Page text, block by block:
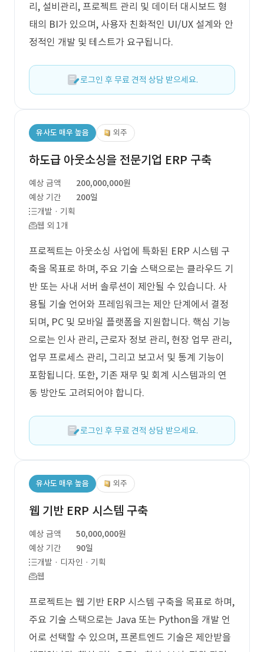
리, 설비관리, 프로젝트 관리 및 데이터 대시보드 형
태의 BI가 있으며, 사용자 친화적인 UI/UX 설계와 안
정적인 개발 및 테스트가 요구됩니다.
로그인 후 무료 견적 상담 받으세요.
유사도 매우 높음 외주
하도급 아웃소싱을 전문기업 ERP 구축
예상 금액
200,000,000원
예상 기간
200일
개발 · 기획
웹 외 1개
프로젝트는 아웃소싱 사업에 특화된 ERP 시스템 구
축을 목표로 하며, 주요 기술 스택으로는 클라우드 기
반 또는 사내 서버 솔루션이 제안될 수 있습니다. 사
용될 기술 언어와 프레임워크는 제안 단계에서 결정
되며, PC 및 모바일 플랫폼을 지원합니다. 핵심 기능
으로는 인사 관리, 근로자 정보 관리, 현장 업무 관리,
업무 프로세스 관리, 그리고 보고서 및 통계 기능이
포함됩니다. 또한, 기존 재무 및 회계 시스템과의 연
동 방안도 고려되어야 합니다.
로그인 후 무료 견적 상담 받으세요.
유사도 매우 높음 외주
웹 기반 ERP 시스템 구축
예상 금액
50,000,000원
예상 기간
90일
개발 · 디자인 · 기획
웹
프로젝트는 웹 기반 ERP 시스템 구축을 목표로 하며,
주요 기술 스택으로는 Java 또는 Python을 개발 언
어로 선택할 수 있으며, 프론트엔드 기술은 제안받을